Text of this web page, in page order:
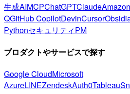
生成AIMCPChatGPTClaude
QGitHub CopilotDevinCursor
PythonセキュリティPM
プロダクトやサービスで探す
Google CloudMicrosoft
AzureLINEZendeskAuth0Tableau